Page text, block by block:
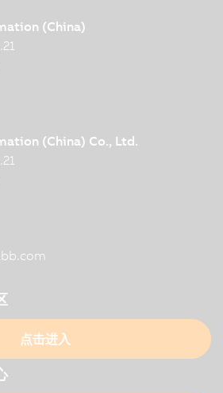
(China)
(China) Co., Ltd.
点击进入